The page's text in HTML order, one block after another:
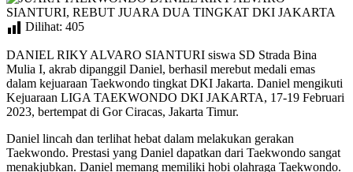
Dilihat: 405
DANIEL RIKY ALVARO SIANTURI siswa SD Strada Bina
Mulia I, akrab dipanggil Daniel, berhasil merebut medali emas
dalam kejuaraan Taekwondo tingkat DKI Jakarta. Daniel mengikuti
Kejuaraan LIGA TAEKWONDO DKI JAKARTA, 17-19 Februari
2023, bertempat di Gor Ciracas, Jakarta Timur.
Daniel lincah dan terlihat hebat dalam melakukan gerakan
Taekwondo. Prestasi yang Daniel dapatkan dari Taekwondo sangat
menakjubkan. Daniel memang memiliki hobi olahraga Taekwondo.